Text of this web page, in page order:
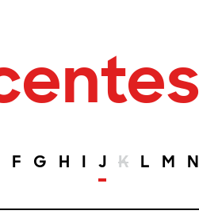
F G H I J K L M N